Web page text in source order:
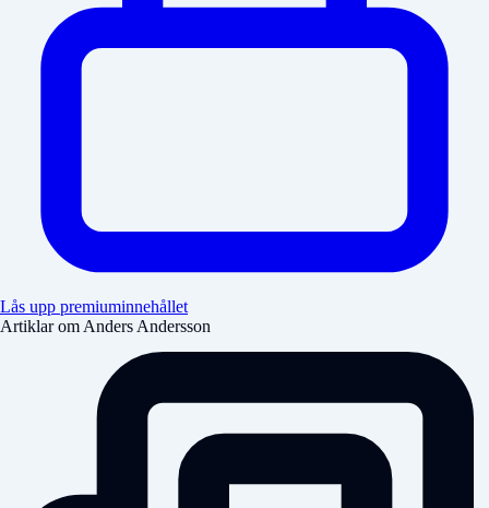
Lås upp premiuminnehållet
Artiklar om Anders Andersson